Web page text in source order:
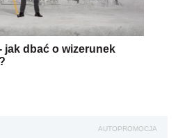
jak dbać o wizerunek
AUTOPROMOCJA